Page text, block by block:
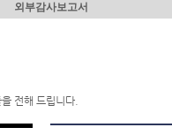
외부감사보고서
전해 드립니다.